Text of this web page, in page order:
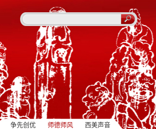
争先创优 师德师风
西美声音